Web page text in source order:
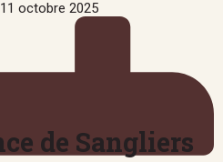
octobre 2025
de Sangliers